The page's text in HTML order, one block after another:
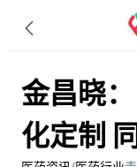
金昌晓
化定制